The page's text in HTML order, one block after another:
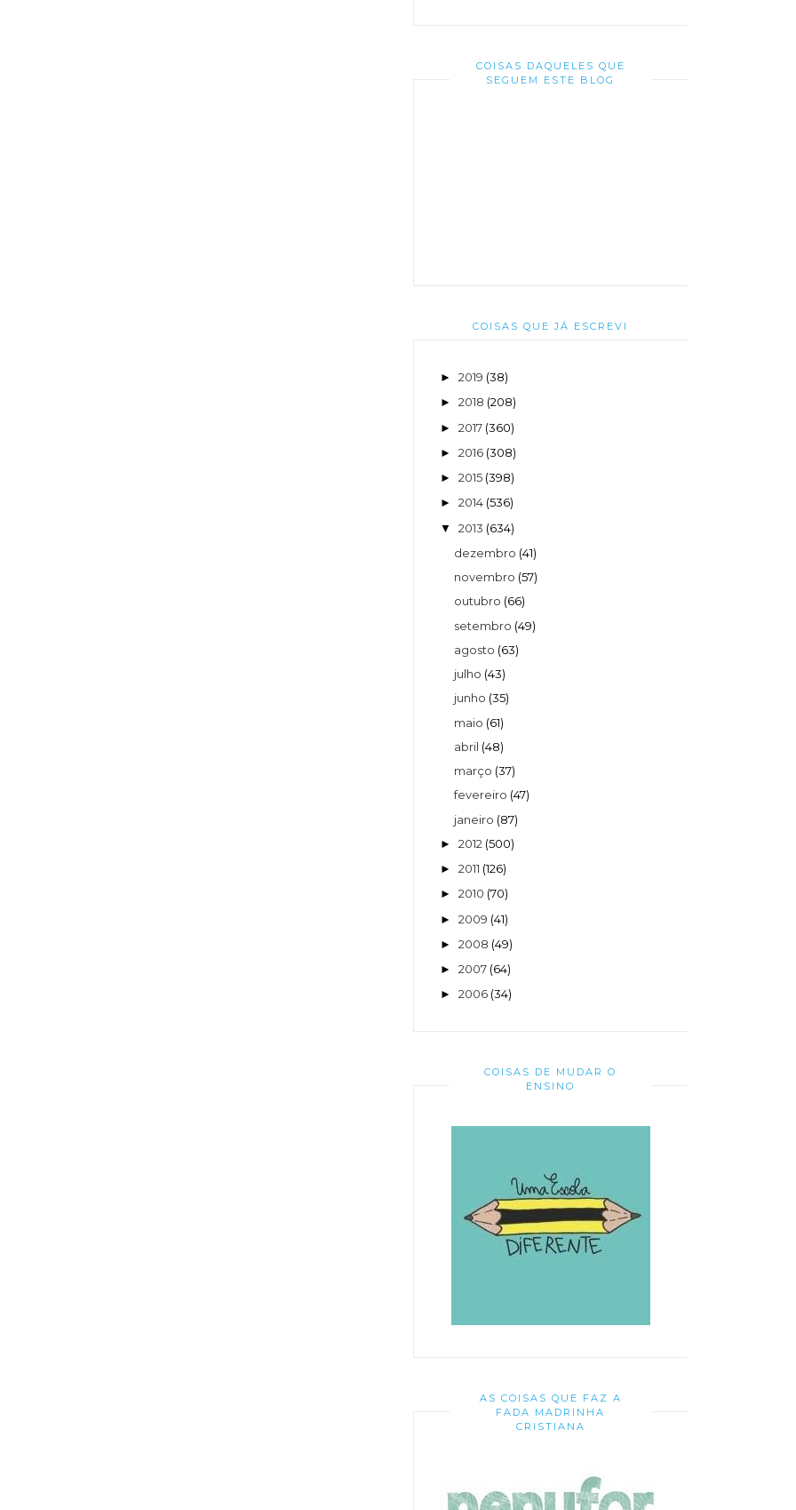
COISAS DAQUELES QUE
SEGUEM ESTE BLOG
COISAS QUE JÁ ESCREVI
► 2019 (38)
► 2018 (208)
► 2017 (360)
► 2016 (308)
► 2015 (398)
► 2014 (536)
▼ 2013 (634)
dezembro (41)
novembro (57)
outubro (66)
setembro (49)
agosto (63)
julho (43)
junho (35)
maio (61)
abril (48)
março (37)
fevereiro (47)
janeiro (87)
► 2012 (500)
► 2011 (126)
► 2010 (70)
► 2009 (41)
► 2008 (49)
► 2007 (64)
► 2006 (34)
COISAS DE MUDAR O
ENSINO
AS COISAS QUE FAZ A
FADA MADRINHA
CRISTIANA